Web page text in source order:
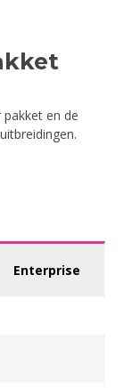
en de
Enterprise